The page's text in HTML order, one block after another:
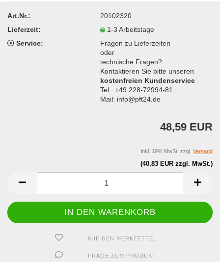
Art.Nr.:
20102320
Lieferzeit:
1-3 Arbeitstage
Service:
Fragen zu Lieferzeiten
oder
technische Fragen?
Kontaktieren Sie bitte unseren
kostenfreien Kundenservice
Tel.: +49 228-72994-81
Mail: info@pft24.de
48,59 EUR
(40,83 EUR zzgl. MwSt.)
inkl. 19% MwSt. zzgl. Versand
AUF DEN MERKZETTEL
FRAGE ZUM PRODUKT